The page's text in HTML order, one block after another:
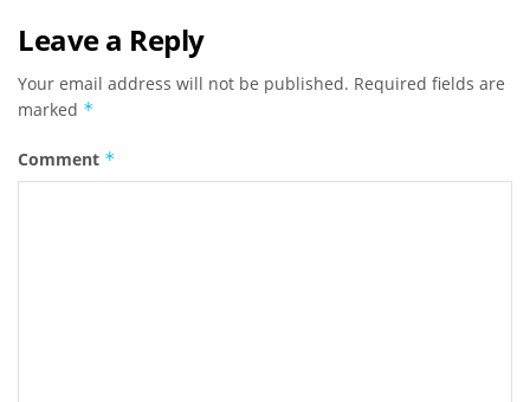
Leave a Reply
Your email address will not be published. Required fields are
marked *
Comment *